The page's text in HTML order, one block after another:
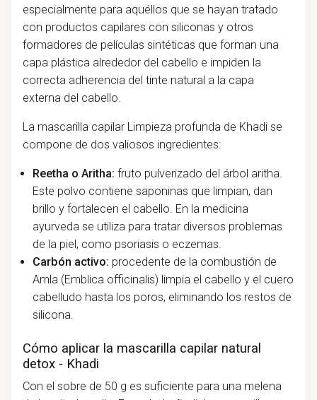
especialmente para aquéllos que se hayan tratado
con productos capilares con siliconas y otros
formadores de películas sintéticas que forman una
capa plástica alrededor del cabello e impiden la
correcta adherencia del tinte natural a la capa
externa del cabello.
La mascarilla capilar Limpieza profunda de Khadi se
compone de dos valiosos ingredientes:
Reetha o Aritha: fruto pulverizado del árbol aritha.
Este polvo contiene saponinas que limpian, dan
brillo y fortalecen el cabello. En la medicina
ayurveda se utiliza para tratar diversos problemas
de la piel, como psoriasis o eczemas.
Carbón activo: procedente de la combustión de
Amla (Emblica officinalis) limpia el cabello y el cuero
cabelludo hasta los poros, eliminando los restos de
silicona.
Cómo aplicar la mascarilla capilar natural
detox - Khadi
Con el sobre de 50 g es suficiente para una melena